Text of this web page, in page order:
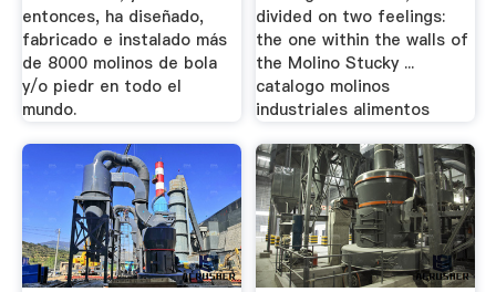
entonces, ha diseñado,
fabricado e instalado más
de 8000 molinos de bola
y/o piedr en todo el
mundo.
divided on two feelings:
the one within the walls of
the Molino Stucky ...
catalogo molinos
industriales alimentos